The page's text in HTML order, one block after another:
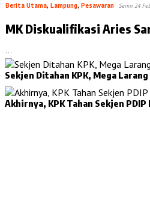
Berita Utama, Lampung, Pesawaran Senin 24
MK Diskualifikasi Aries
…
Sekjen Ditahan KPK, Mega
Akhirnya, KPK Tahan Sekjen